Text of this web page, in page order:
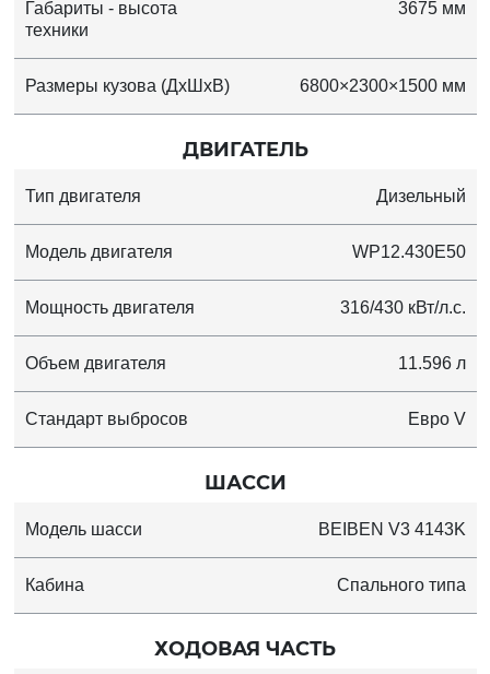
Габариты - высота
техники
3675 мм
Размеры кузова (ДхШхВ) 6800×2300×1500 мм
ДВИГАТЕЛЬ
Тип двигателя Дизельный
Модель двигателя WP12.430E50
Мощность двигателя 316/430 кВт/л.с.
Объем двигателя 11.596 л
Стандарт выбросов Евро V
ШАССИ
Модель шасси BEIBEN V3 4143K
Кабина Спального типа
ХОДОВАЯ ЧАСТЬ